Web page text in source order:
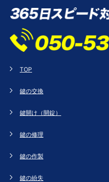
TOP
鍵の交換
鍵開け（開錠）
鍵の修理
鍵の作製
鍵の紛失